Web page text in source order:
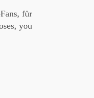
für
you